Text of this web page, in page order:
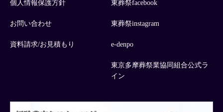
個人情報保護方針
お問い合わせ
資料請求/お見積もり
東葬祭facebook
東葬祭instagram
e-denpo
東京多摩葬祭業協同組合公式ラ
イン